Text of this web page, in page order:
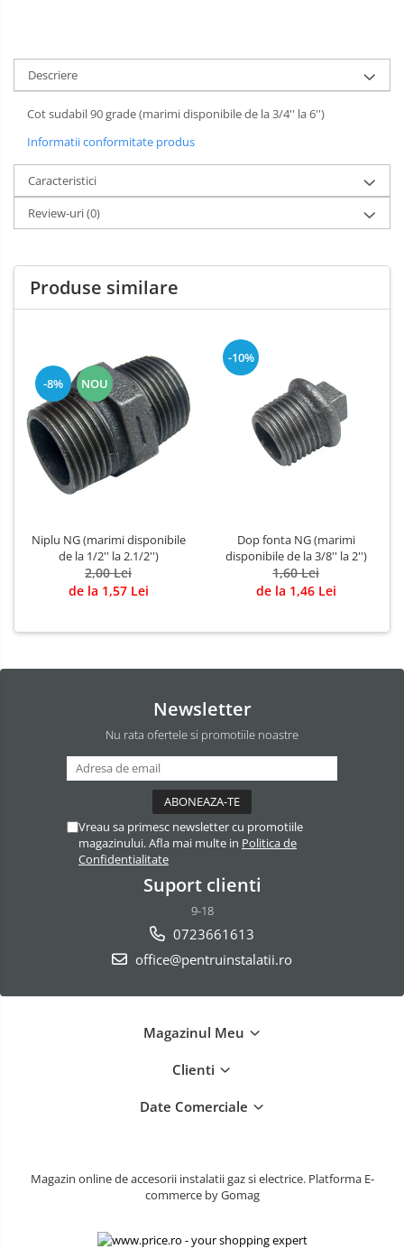
Descriere
Cot sudabil 90 grade (marimi disponibile de la 3/4'' la 6'')
Informatii conformitate produs
Caracteristici
Review-uri(0)
Produse similare
-8% NOU
Niplu NG (marimi disponibile
de la 1/2'' la 2.1/2'')
2,00 Lei
de la 1,57 Lei
-10%
Dop fonta NG (marimi
disponibile de la 3/8'' la 2'')
1,60 Lei
de la 1,46 Lei
Newsletter
Nu rata ofertele si promotiile noastre
Vreau sa primesc newsletter cu promotiile
magazinului. Afla mai multe in Politica de
Confidentialitate
Suport clienti
9-18
0723661613
office@pentruinstalatii.ro
Magazinul Meu
Clienti
Date Comerciale
Magazin online de accesorii instalatii gaz si electrice. Platforma E-
commerce by Gomag